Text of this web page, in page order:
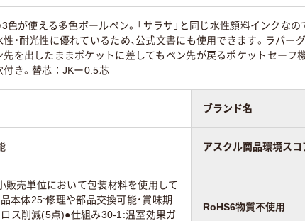
黒･赤･青（ブラック・
レッド・ブルー）
黒･赤･青
レッド・ブ
ピンク系
3色が使える多色ボールペン。「サラサ」と同じ水性顔料インクな
性・耐光性に優れているため、公式文書にも使用できます。ラバ
先を出したままポケットに差してもペン先が戻るポケットセーフ
付き。替芯：JKー0.5芯
ブランド名
アスクル商品環境スコ
販売単位において包装材料を使用して
本体25:修理や部品交換可能・賞味期
ロス削減(5点)●仕組み30-1:温室効果ガ
RoHS6物質不使用